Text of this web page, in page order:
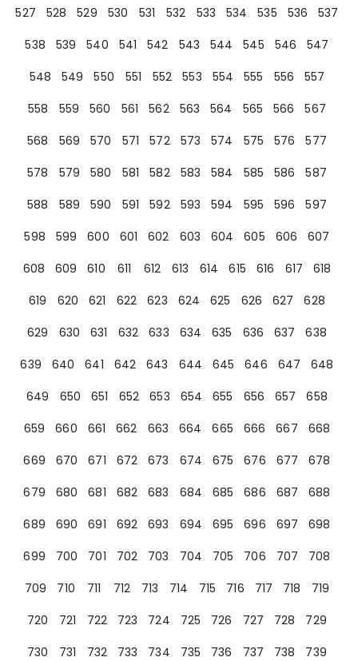
527
528 529 530 531 532 533 534 535 536
537
538
539 540 541 542 543 544 545 546
547
548
549 550 551 552 553 554 555 556
557
558
559 560 561 562 563 564 565 566
567
568
569 570 571 572 573 574 575 576
577
578
579 580 581 582 583 584 585 586
587
588
589 590 591 592 593 594 595 596
597
598
599 600 601 602 603 604 605 606
607
608
609 610 611 612 613 614 615 616 617
618
619
620 621 622 623 624 625 626 627
628
629
630 631 632 633 634 635 636 637
638
639
640 641 642 643 644 645 646 647
648
649
650 651 652 653 654 655 656 657
658
659
660 661 662 663 664 665 666 667
668
669
670 671 672 673 674 675 676 677
678
679
680 681 682 683 684 685 686 687
688
689
690 691 692 693 694 695 696 697
698
699
700 701 702 703 704 705 706 707
708
709
710 711 712 713 714 715 716 717 718
719
720
721 722 723 724 725 726 727 728
729
730
731 732 733 734 735 736 737 738
739